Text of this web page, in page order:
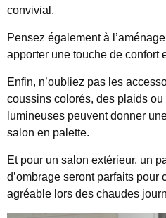
convivial.
Pensez également à
apporter une touche de confort
Enfin, n’oubliez pas les
coussins colorés, des plaids
lumineuses peuvent donner
salon en palette.
Et pour un salon extérieur, un
d’ombrage seront parfaits pour
agréable lors des chaudes